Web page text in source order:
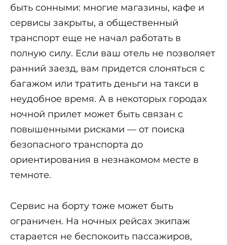
быть сонными: многие магазины, кафе и
сервисы закрыты, а общественный
транспорт еще не начал работать в
полную силу. Если ваш отель не позволяет
ранний заезд, вам придется слоняться с
багажом или тратить деньги на такси в
неудобное время. А в некоторых городах
ночной прилет может быть связан с
повышенными рисками — от поиска
безопасного транспорта до
ориентирования в незнакомом месте в
темноте.
Сервис на борту тоже может быть
ограничен. На ночных рейсах экипаж
старается не беспокоить пассажиров,